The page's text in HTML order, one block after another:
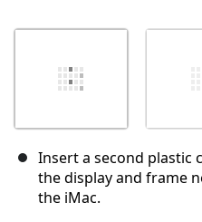
Insert a second plastic
the display and frame
the iMac.